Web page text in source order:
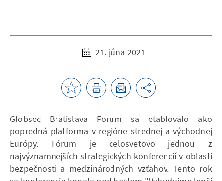
21. júna 2021
Globsec Bratislava Forum sa etablovalo ako
popredná platforma v regióne strednej a východnej
Európy. Fórum je celosvetovo jednou z
najvýznamnejších strategických konferencií v oblasti
bezpečnosti a medzinárodných vzťahov. Tento rok